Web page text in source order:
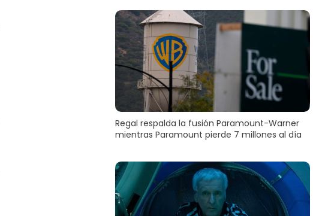
Regal respalda la fusión Paramount-Warner
mientras Paramount pierde 7 millones al día